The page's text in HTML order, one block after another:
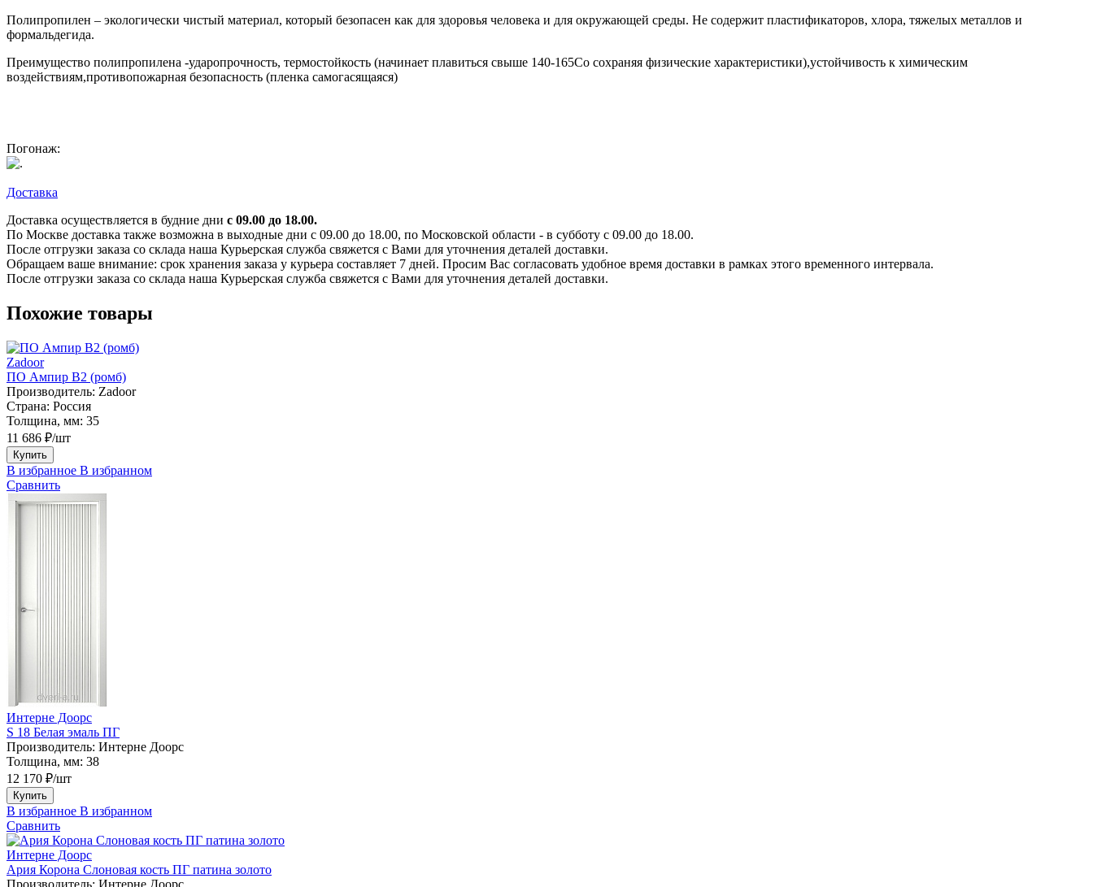
Полипропилен – экологически чистый материал, который безопасен как для здоровья человека и для окружающей среды. Не содержит пластификаторов, хлора, тяжелых металлов и
формальдегида.
Преимущество полипропилена -ударопрочность, термостойкость (начинает плавиться свыше 140-165Со сохраняя физические характеристики),устойчивость к химическим
воздействиям,противопожарная безопасность (пленка самогасящаяся)
Погонаж:
Доставка
Доставка осуществляется в будние дни с 09.00 до 18.00.
По Москве доставка также возможна в выходные дни с 09.00 до 18.00, по Московской области - в субботу с 09.00 до 18.00.
После отгрузки заказа со склада наша Курьерская служба свяжется с Вами для уточнения деталей доставки.
Обращаем ваше внимание: срок хранения заказа у курьера составляет 7 дней. Просим Вас согласовать удобное время доставки в рамках этого временного интервала.
После отгрузки заказа со склада наша Курьерская служба свяжется с Вами для уточнения деталей доставки.
Похожие товары
Zadoor
ПО Ампир В2 (ромб)
Производитель: Zadoor
Страна: Россия
Толщина, мм: 35
11 686 ₽/шт
Купить
В избранное В избранном
Сравнить
Интерне Доорс
S 18 Белая эмаль ПГ
Производитель: Интерне Доорс
Толщина, мм: 38
12 170 ₽/шт
Купить
В избранное В избранном
Сравнить
Интерне Доорс
Ария Корона Слоновая кость ПГ патина золото
Производитель: Интерне Доорс